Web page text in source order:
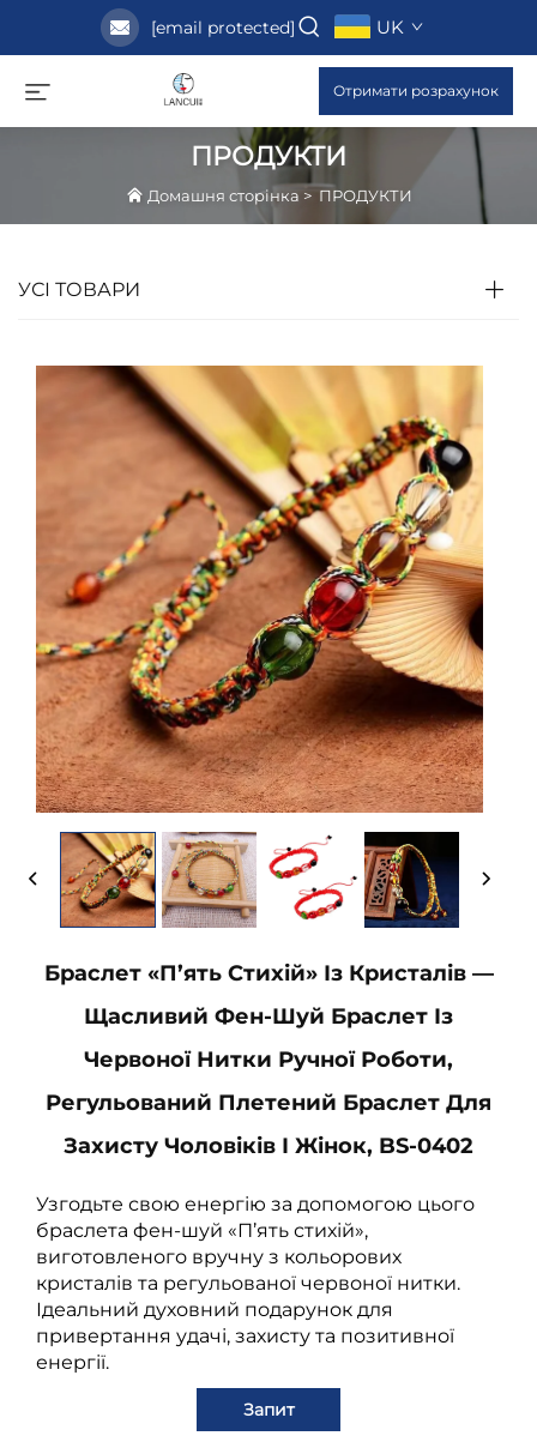
[email protected] UK
Отримати розрахунок
ПРОДУКТИ
Домашня сторінка > ПРОДУКТИ
УСІ ТОВАРИ
Браслет «П’ять Стихій» Із Кристалів —
Щасливий Фен-Шуй Браслет Із
Червоної Нитки Ручної Роботи,
Регульований Плетений Браслет Для
Захисту Чоловіків І Жінок, BS-0402
Узгодьте свою енергію за допомогою цього
браслета фен-шуй «П’ять стихій»,
виготовленого вручну з кольорових
кристалів та регульованої червоної нитки.
Ідеальний духовний подарунок для
привертання удачі, захисту та позитивної
енергії.
Запит